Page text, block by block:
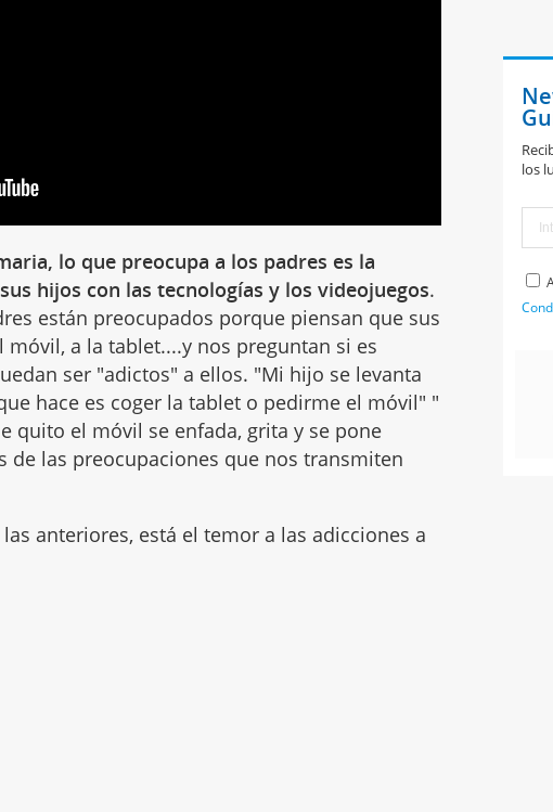
lo que preocupa a los padres es la
hijos con las tecnologías y los videojuegos.
están preocupados porque piensan que sus
a la tablet....y nos preguntan si es
ser "adictos" a ellos. "Mi hijo se levanta
hace es coger la tablet o pedirme el móvil" "
quito el móvil se enfada, grita y se pone
de las preocupaciones que nos transmiten
anteriores, está el temor a las adicciones a
los